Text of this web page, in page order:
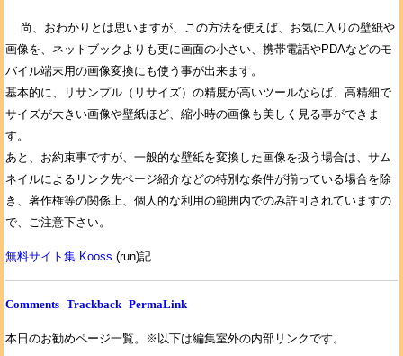
尚、おわかりとは思いますが、この方法を使えば、お気に入りの壁紙や
画像を、ネットブックよりも更に画面の小さい、携帯電話やPDAなどのモ
バイル端末用の画像変換にも使う事が出来ます。
基本的に、リサンプル（リサイズ）の精度が高いツールならば、高精細で
サイズが大きい画像や壁紙ほど、縮小時の画像も美しく見る事ができま
す。
あと、お約束事ですが、一般的な壁紙を変換した画像を扱う場合は、サム
ネイルによるリンク先ページ紹介などの特別な条件が揃っている場合を除
き、著作権等の関係上、個人的な利用の範囲内でのみ許可されていますの
で、ご注意下さい。
無料サイト集 Kooss (run)記
Comments Trackback PermaLink
本日のお勧めページ一覧。※以下は編集室外の内部リンクです。